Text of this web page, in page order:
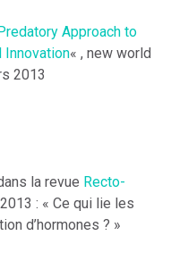
Approach to
Innovation« , new world
2013
la revue Recto-
: « Ce qui lie les
d’hormones ? »